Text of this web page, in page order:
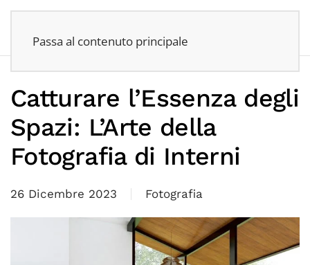
Passa al contenuto principale
Catturare l’Essenza degli
Spazi: L’Arte della
Fotografia di Interni
26 Dicembre 2023 Fotografia